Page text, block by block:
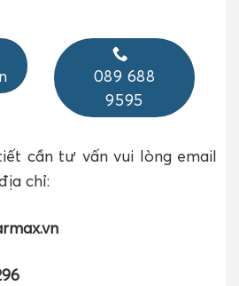
089 688
9595
cần tư vấn vui lòng email
chỉ: